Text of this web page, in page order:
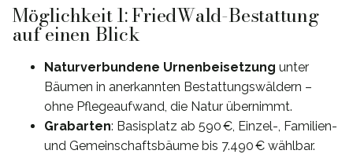
Möglichkeit 1: FriedWald-Bestattung
auf einen Blick
Naturverbundene Urnenbeisetzung unter
Bäumen in anerkannten Bestattungswäldern –
ohne Pflegeaufwand, die Natur übernimmt.
Grabarten: Basisplatz ab 590 €, Einzel-, Familien-
und Gemeinschaftsbäume bis 7.490 € wählbar.